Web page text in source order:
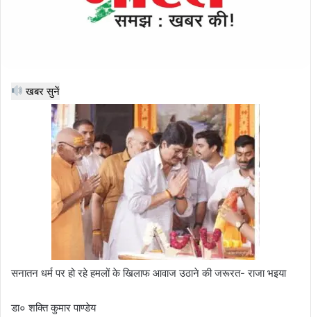
खबर सुनें
सनातन धर्म पर हो रहे हमलों के खिलाफ आवाज उठाने की जरूरत- राजा भइया
डा० शक्ति कुमार पाण्डेय